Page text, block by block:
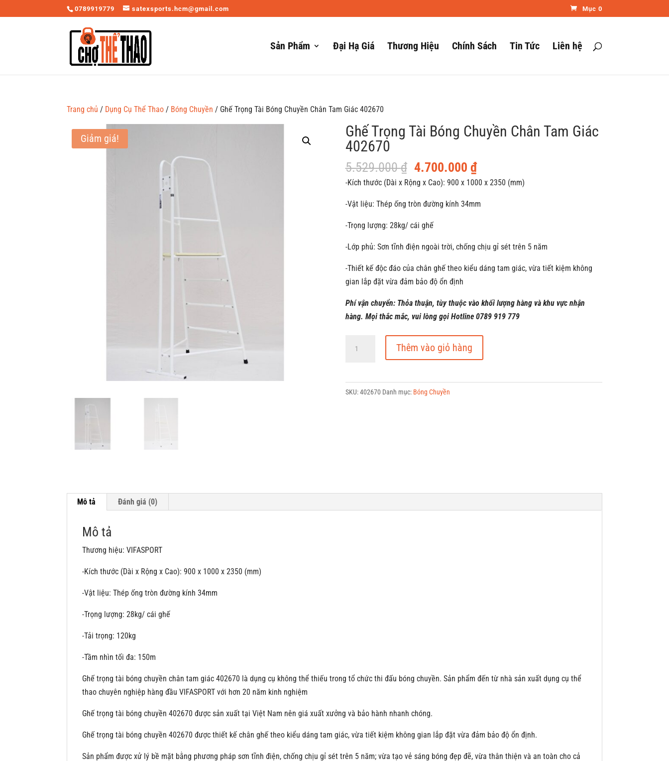
0789919779 satexsports.hcm@gmail.com Mục 0
Sản Phẩm Đại Hạ Giá Thương Hiệu Chính Sách Tin Tức Liên hệ
Trang chủ / Dụng Cụ Thể Thao / Bóng Chuyền / Ghế Trọng Tài Bóng Chuyền Chân Tam Giác 402670
Giảm giá!
Ghế Trọng Tài Bóng Chuyền Chân Tam Giác
402670
5.529.000₫ Giá
gốc
5.529.000 ₫.
4.700.000 ₫Giá
hiện
là:
-Kích thước (Dài x Rộng x Cao): 900 x 1000 x 2350 (mm)
-Vật liệu: Thép ống tròn đường kính 34mm
-Trọng lượng: 28kg/ cái ghế
-Lớp phủ: Sơn tĩnh điện ngoài trời, chống chịu gỉ sét trên 5 năm
-Thiết kế độc đáo của chân ghế theo kiểu dáng tam giác, vừa tiết kiệm không
gian lắp đặt vừa đảm bảo độ ổn định
Phí vận chuyển: Thỏa thuận, tùy thuộc vào khối lượng hàng và khu vực nhận
hàng. Mọi thắc mắc, vui lòng gọi Hotline 0789 919 779
Bóng
Chuyền
Thêm vào giỏ hàng
SKU:402670 Danh mục: Bóng Chuyền
Mô tả Đánh giá (0)
Mô tả
Thương hiệu: VIFASPORT
-Kích thước (Dài x Rộng x Cao): 900 x 1000 x 2350 (mm)
-Vật liệu: Thép ống tròn đường kính 34mm
-Trọng lượng: 28kg/ cái ghế
-Tải trọng: 120kg
-Tầm nhìn tối đa: 150m
Ghế trọng tài bóng chuyền chân tam giác 402670 là dụng cụ không thể thiếu trong tổ chức thi đấu bóng chuyền. Sản phẩm đến từ nhà sản xuất dụng cụ thể
thao chuyên nghiệp hàng đầu VIFASPORT với hơn 20 năm kinh nghiệm
Ghế trọng tài bóng chuyền 402670 được sản xuất tại Việt Nam nên giá xuất xưởng và bảo hành nhanh chóng.
Ghế trọng tài bóng chuyền 402670 được thiết kế chân ghế theo kiểu dáng tam giác, vừa tiết kiệm không gian lắp đặt vừa đảm bảo độ ổn định.
Sản phẩm được xử lý bề mặt bằng phương pháp sơn tĩnh điện, chống chịu gỉ sét trên 5 năm; vừa tạo vẻ sáng bóng đẹp đẽ, vừa thân thiện và an toàn cho cả